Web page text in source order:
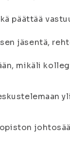
päättää
jäsentä,
mikäli